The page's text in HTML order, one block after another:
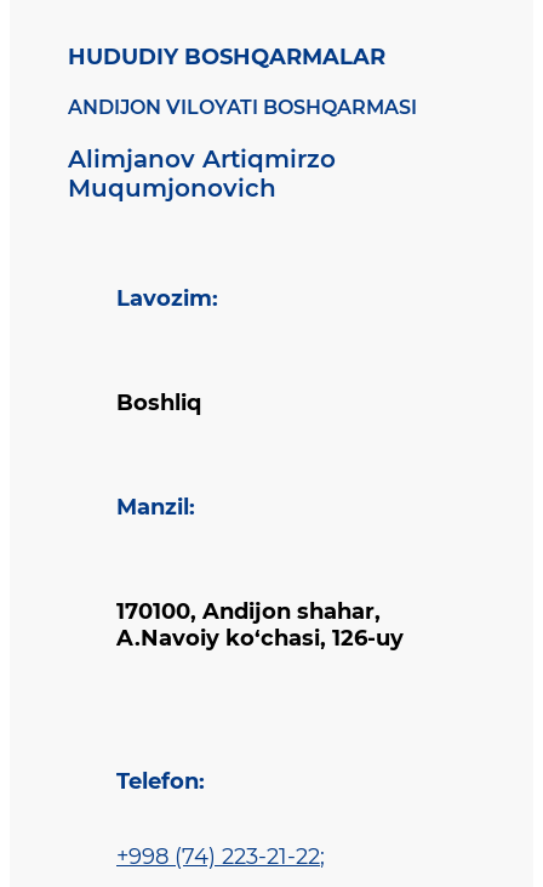
HUDUDIY BOSHQARMALAR
ANDIJON VILOYATI BOSHQARMASI
Alimjanov Artiqmirzo
Muqumjonovich
Lavozim:
Boshliq
Manzil :
170100, Andijon shahar,
A.Navoiy ko‘chasi, 126-uy
Telefon:
+998 (74) 223-21-22;